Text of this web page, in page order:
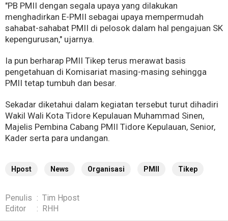
"PB PMII dengan segala upaya yang dilakukan
menghadirkan E-PMII sebagai upaya mempermudah
sahabat-sahabat PMII di pelosok dalam hal pengajuan SK
kepengurusan," ujarnya.
Ia pun berharap PMII Tikep terus merawat basis
pengetahuan di Komisariat masing-masing sehingga
PMII tetap tumbuh dan besar.
Sekadar diketahui dalam kegiatan tersebut turut dihadiri
Wakil Wali Kota Tidore Kepulauan Muhammad Sinen,
Majelis Pembina Cabang PMII Tidore Kepulauan, Senior,
Kader serta para undangan.
Hpost News Organisasi PMII Tikep
Penulis : Tim Hpost
Editor
: RHH